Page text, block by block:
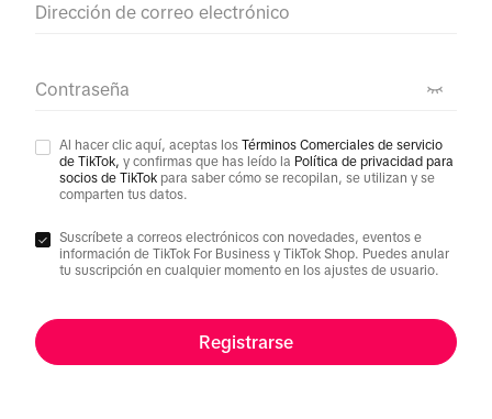
Dirección de correo electrónico
Contraseña
Al hacer clic aquí, aceptas los Términos Comerciales de servicio
de TikTok, y confirmas que has leído la Política de privacidad para
socios de TikTok para saber cómo se recopilan, se utilizan y se
comparten tus datos.
Suscríbete a correos electrónicos con novedades, eventos e
información de TikTok For Business y TikTok Shop. Puedes anular
tu suscripción en cualquier momento en los ajustes de usuario.
Registrarse